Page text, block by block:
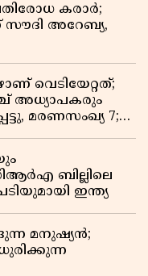
കരാർ;
സൗദി അറേബ്യ,
വെടിയേറ്റത്;
അധ്യാപകരും
മരണസംഖ്യ 7;
ബില്ലിലെ
ഇന്ത്യ
മനുഷ്യൻ;